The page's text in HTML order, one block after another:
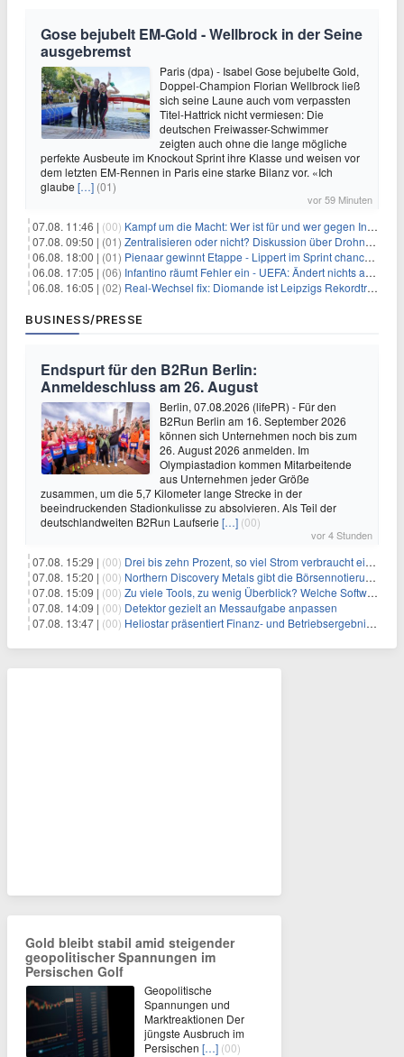
Gose bejubelt EM-Gold - Wellbrock in der Seine
ausgebremst
Paris (dpa) - Isabel Gose bejubelte Gold,
Doppel-Champion Florian Wellbrock ließ
sich seine Laune auch vom verpassten
Titel-Hattrick nicht vermiesen: Die
deutschen Freiwasser-Schwimmer
zeigten auch ohne die lange mögliche
perfekte Ausbeute im Knockout Sprint ihre Klasse und weisen vor
dem letzten EM-Rennen in Paris eine starke Bilanz vor. «Ich
glaube […] (01)
vor 59 Minuten
07.08. 11:46 | (00) Kampf um die Macht: Wer ist für und wer gegen Infantino?
07.08. 09:50 | (01) Zentralisieren oder nicht? Diskussion über Drohnenabwehr
06.08. 18:00 | (01) Pienaar gewinnt Etappe - Lippert im Sprint chancenlos
06.08. 17:05 | (06) Infantino räumt Fehler ein - UEFA: Ändert nichts an Boykott
06.08. 16:05 | (02) Real-Wechsel fix: Diomande ist Leipzigs Rekordtransfer
BUSINESS/PRESSE
Endspurt für den B2Run Berlin:
Anmeldeschluss am 26. August
Berlin, 07.08.2026 (lifePR) - Für den
B2Run Berlin am 16. September 2026
können sich Unternehmen noch bis zum
26. August 2026 anmelden. Im
Olympiastadion kommen Mitarbeitende
aus Unternehmen jeder Größe
zusammen, um die 5,7 Kilometer lange Strecke in der
beeindruckenden Stadionkulisse zu absolvieren. Als Teil der
deutschlandweiten B2Run Laufserie […] (00)
vor 4 Stunden
07.08. 15:29 | (00) Drei bis zehn Prozent, so viel Strom verbraucht ein Aufzug im Gebäude
07.08. 15:20 | (00) Northern Discovery Metals gibt die Börsennotierung an der Frankfurter Wertpapierbörse bekannt
07.08. 15:09 | (00) Zu viele Tools, zu wenig Überblick? Welche Software IT-Dienstleister wirklich brauchen
07.08. 14:09 | (00) Detektor gezielt an Messaufgabe anpassen
07.08. 13:47 | (00) Heliostar präsentiert Finanz- und Betriebsergebnis für das zweite Quartal 2026 mit Goldproduktion und Barreserven in Rekordhöhe
Gold bleibt stabil amid steigender
geopolitischer Spannungen im
Persischen Golf
Geopolitische
Spannungen und
Marktreaktionen Der
jüngste Ausbruch im
Persischen […] (00)